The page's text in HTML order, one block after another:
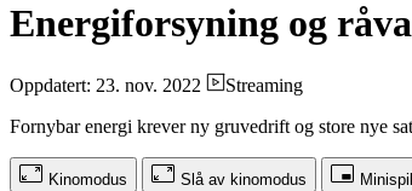
Energiforsyning og
Oppdatert: 23. nov. 2022
Streaming
Fornybar energi krever ny gruvedrift og store nye
Kinomodus Slå av kinomodus